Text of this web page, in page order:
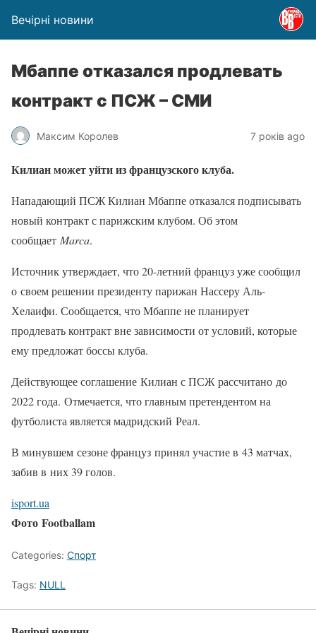
Вечірні новини
Мбаппе отказался продлевать
контракт с ПСЖ – СМИ
Максим Королев 7 років ago
Килиан может уйти из французского клуба.
Нападающий ПСЖ Килиан Мбаппе отказался подписывать
новый контракт с парижским клубом. Об этом
сообщает Marca.
Источник утверждает, что 20-летний француз уже сообщил
о своем решении президенту парижан Нассеру Аль-
Хелаифи. Сообщается, что Мбаппе не планирует
продлевать контракт вне зависимости от условий, которые
ему предложат боссы клуба.
Действующее соглашение Килиан с ПСЖ рассчитано до
2022 года. Отмечается, что главным претендентом на
футболиста является мадридский Реал.
В минувшем сезоне француз принял участие в 43 матчах,
забив в них 39 голов.
isport.ua
Фото Footballam
Categories: Спорт
Tags: NULL